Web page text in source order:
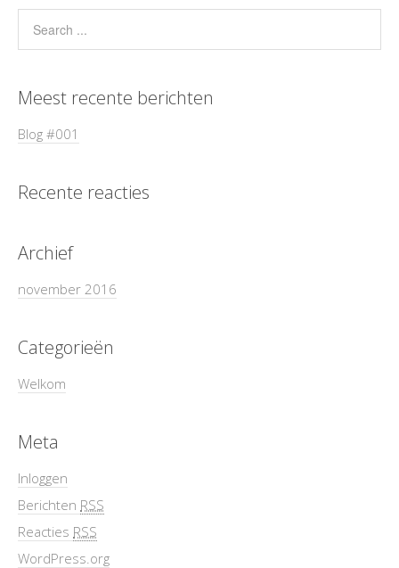
Meest recente berichten
Blog #001
Recente reacties
Archief
november 2016
Categorieën
Welkom
Meta
Inloggen
Berichten RSS
Reacties RSS
WordPress.org